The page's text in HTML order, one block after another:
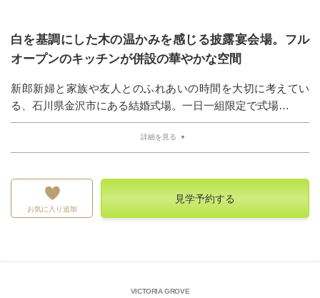
白を基調にした木の温かみを感じる披露宴会場。フル
オープンのキッチンが併設の華やかな空間
新郎新婦と家族や友人とのふれあいの時間を大切に考えてい
る、石川県金沢市にある結婚式場。一日一組限定で式場…
詳細を見る
お気に入り追加
見学予約する
VICTORIA GROVE